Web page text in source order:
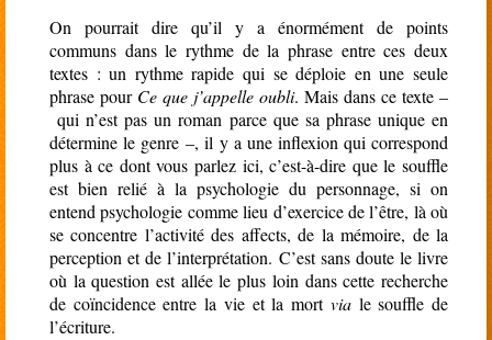
On pourrait dire qu’il y a énormément de points
communs dans le rythme de la phrase entre ces deux
textes : un rythme rapide qui se déploie en une seule
phrase pour Ce que j’appelle oubli. Mais dans ce texte –
qui n’est pas un roman parce que sa phrase unique en
détermine le genre –, il y a une inflexion qui correspond
plus à ce dont vous parlez ici, c’est-à-dire que le souffle
est bien relié à la psychologie du personnage, si on
entend psychologie comme lieu d’exercice de l’être, là où
se concentre l’activité des affects, de la mémoire, de la
perception et de l’interprétation. C’est sans doute le livre
où la question est allée le plus loin dans cette recherche
de coïncidence entre la vie et la mort viale souffle de
l’écriture.